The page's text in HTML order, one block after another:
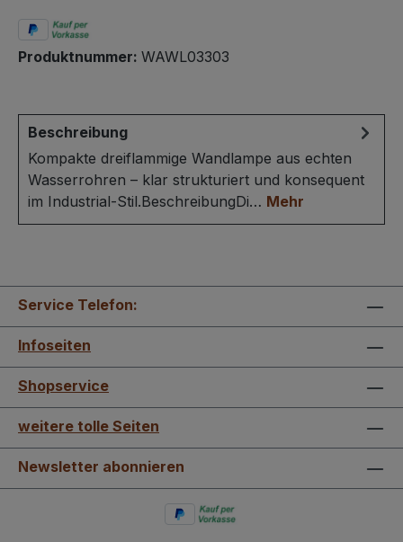
Produktnummer: WAWL03303
Beschreibung
Kompakte dreiflammige Wandlampe aus echten
Wasserrohren – klar strukturiert und konsequent
im Industrial-Stil.BeschreibungDi… Mehr
Service Telefon:
Infoseiten
Shopservice
weitere tolle Seiten
Newsletter abonnieren